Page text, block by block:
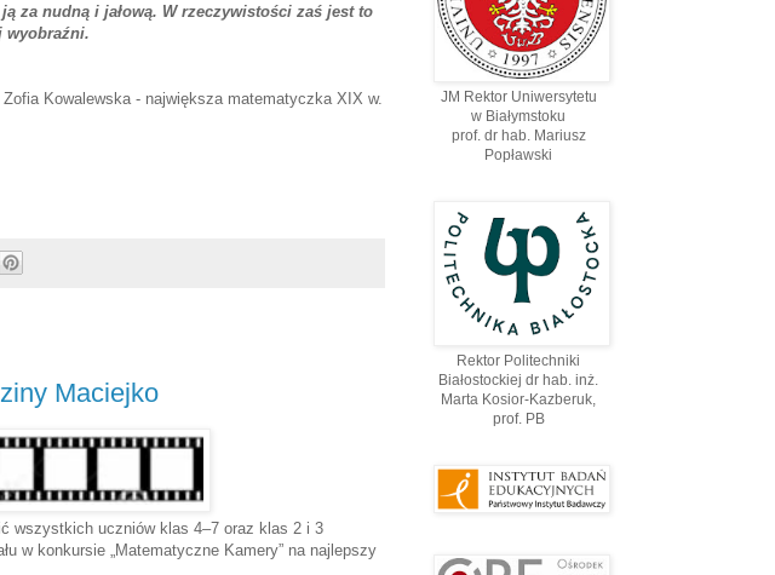
za nudną i jałową. W rzeczywistości zaś jest to
wyobraźni.
Zofia Kowalewska - największa matematyczka XIX w.
Maciejko
wszystkich uczniów klas 4–7 oraz klas 2 i 3
w konkursie „Matematyczne Kamery” na najlepszy
JM Rektor Uniwersytetu
w Białymstoku
prof. dr hab. Mariusz
Popławski
Rektor Politechniki
Białostockiej dr hab. inż.
Marta Kosior-Kazberuk,
prof. PВ